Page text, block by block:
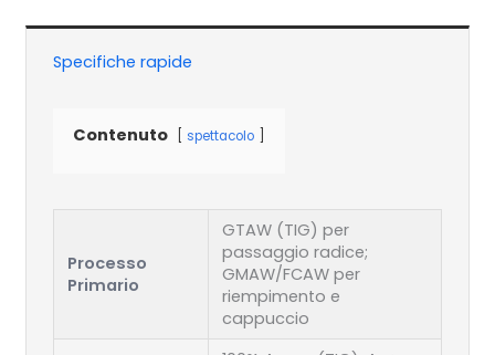
Specifiche rapide
Contenuto spettacolo
Processo
Primario
GTAW (TIG) per
passaggio radice;
GMAW/FCAW per
riempimento e
cappuccio